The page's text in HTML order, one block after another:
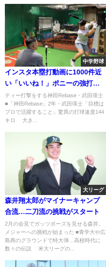
中学野球
インスタ本塁打動画に1000件近
い「いいね！」ポニーの強打者
に秘めた無限の可能性
ティー打撃をする神田Rebase・武田瑛士
■「神田Rebase」2年・武田瑛士「目標は
プロで活躍すること」驚異の打球速度144
キロ 大き...
大リーグ
森井翔太郎がマイナーキャンプ
合流…二刀流の挑戦がスタート
2月の会見でガッツポーズを見せる森井。
メジャーへの挑戦が始まった ■青学大や広
島商のグラウンドで特大弾…高校時代に
数々の伝説 米大リーグの...